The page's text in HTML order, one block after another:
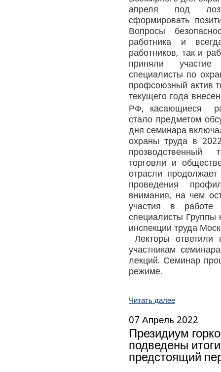
апреля под
сформировать
Вопросы
работника и
работников, так и
приняли участие
специалисты по
профсоюзный актив
текущего года
РФ, касающиеся
стало предметом
дня семинара
охраны труда в
прозводственный
торговли и
отрасли
проведения
внимания, на чем
участия в работе
специалисты Группы
инспекции труда
Лекторы
участникам
лекций. Семинар
режиме.
Читать далее
07 Апрель 2022
Президиум
подведены
предстоящий